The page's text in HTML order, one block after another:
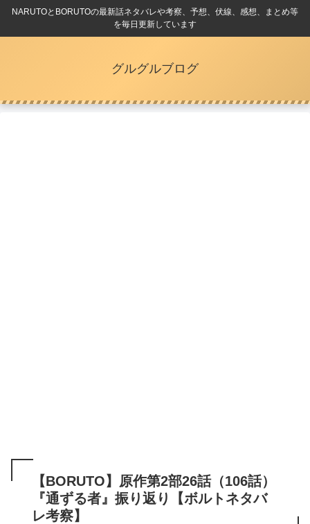
NARUTOとBORUTOの最新話ネタバレや考察、予想、伏線、感想、まとめ等
を毎日更新しています
グルグルブログ
【BORUTO】原作第2部26話（106話）
『通ずる者』振り返り【ボルトネタバ
レ考察】